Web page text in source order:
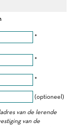
*
*
*
(optioneel)
van de lerende
van de